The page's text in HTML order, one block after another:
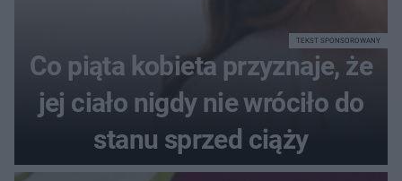
Co piąta kobieta przyznaje, że
jej ciało nigdy nie wróciło do
stanu sprzed ciąży
TEKST SPONSOROWANY